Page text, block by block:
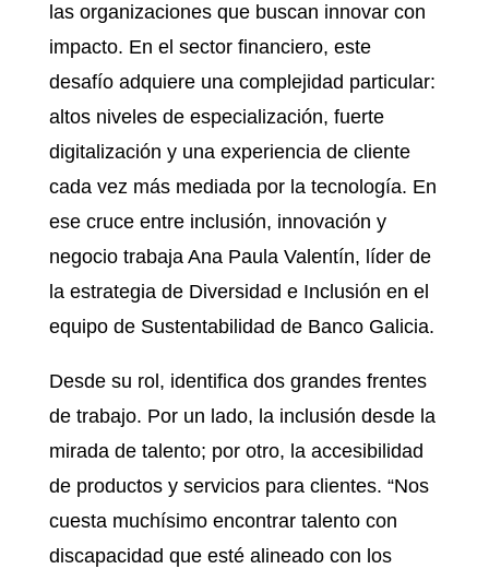
las organizaciones que buscan innovar con
impacto. En el sector financiero, este
desafío adquiere una complejidad particular:
altos niveles de especialización, fuerte
digitalización y una experiencia de cliente
cada vez más mediada por la tecnología. En
ese cruce entre inclusión, innovación y
negocio trabaja Ana Paula Valentín, líder de
la estrategia de Diversidad e Inclusión en el
equipo de Sustentabilidad de Banco Galicia.
Desde su rol, identifica dos grandes frentes
de trabajo. Por un lado, la inclusión desde la
mirada de talento; por otro, la accesibilidad
de productos y servicios para clientes. “Nos
cuesta muchísimo encontrar talento con
discapacidad que esté alineado con los